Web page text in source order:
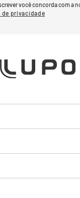
você concorda com a
Jurídicas